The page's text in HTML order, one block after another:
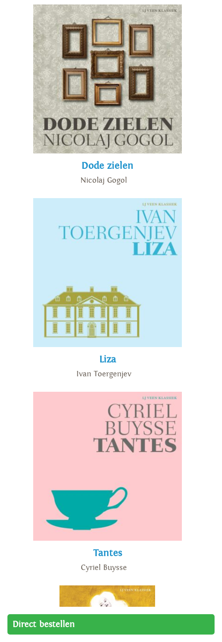
Direct bestellen
Dode zielen
Nicolaj Gogol
Liza
Ivan Toergenjev
Tantes
Cyriel Buysse